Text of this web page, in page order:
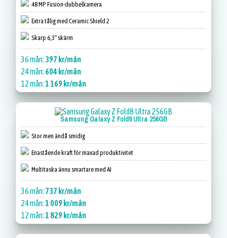
48 MP Fusion-dubbelkamera
Extra tålig med Ceramic Shield 2
Skarp 6,3" skärm
36 mån: 397 kr/mån
24 mån: 604 kr/mån
12 mån:1 169 kr/mån
Samsung Galaxy Z Fold8 Ultra 256GB
Stor men ändå smidig
Enastående kraft för maxad produktivitet
Multitaska ännu smartare med AI
36 mån: 737 kr/mån
24 mån:1 009 kr/mån
12 mån:1 829 kr/mån